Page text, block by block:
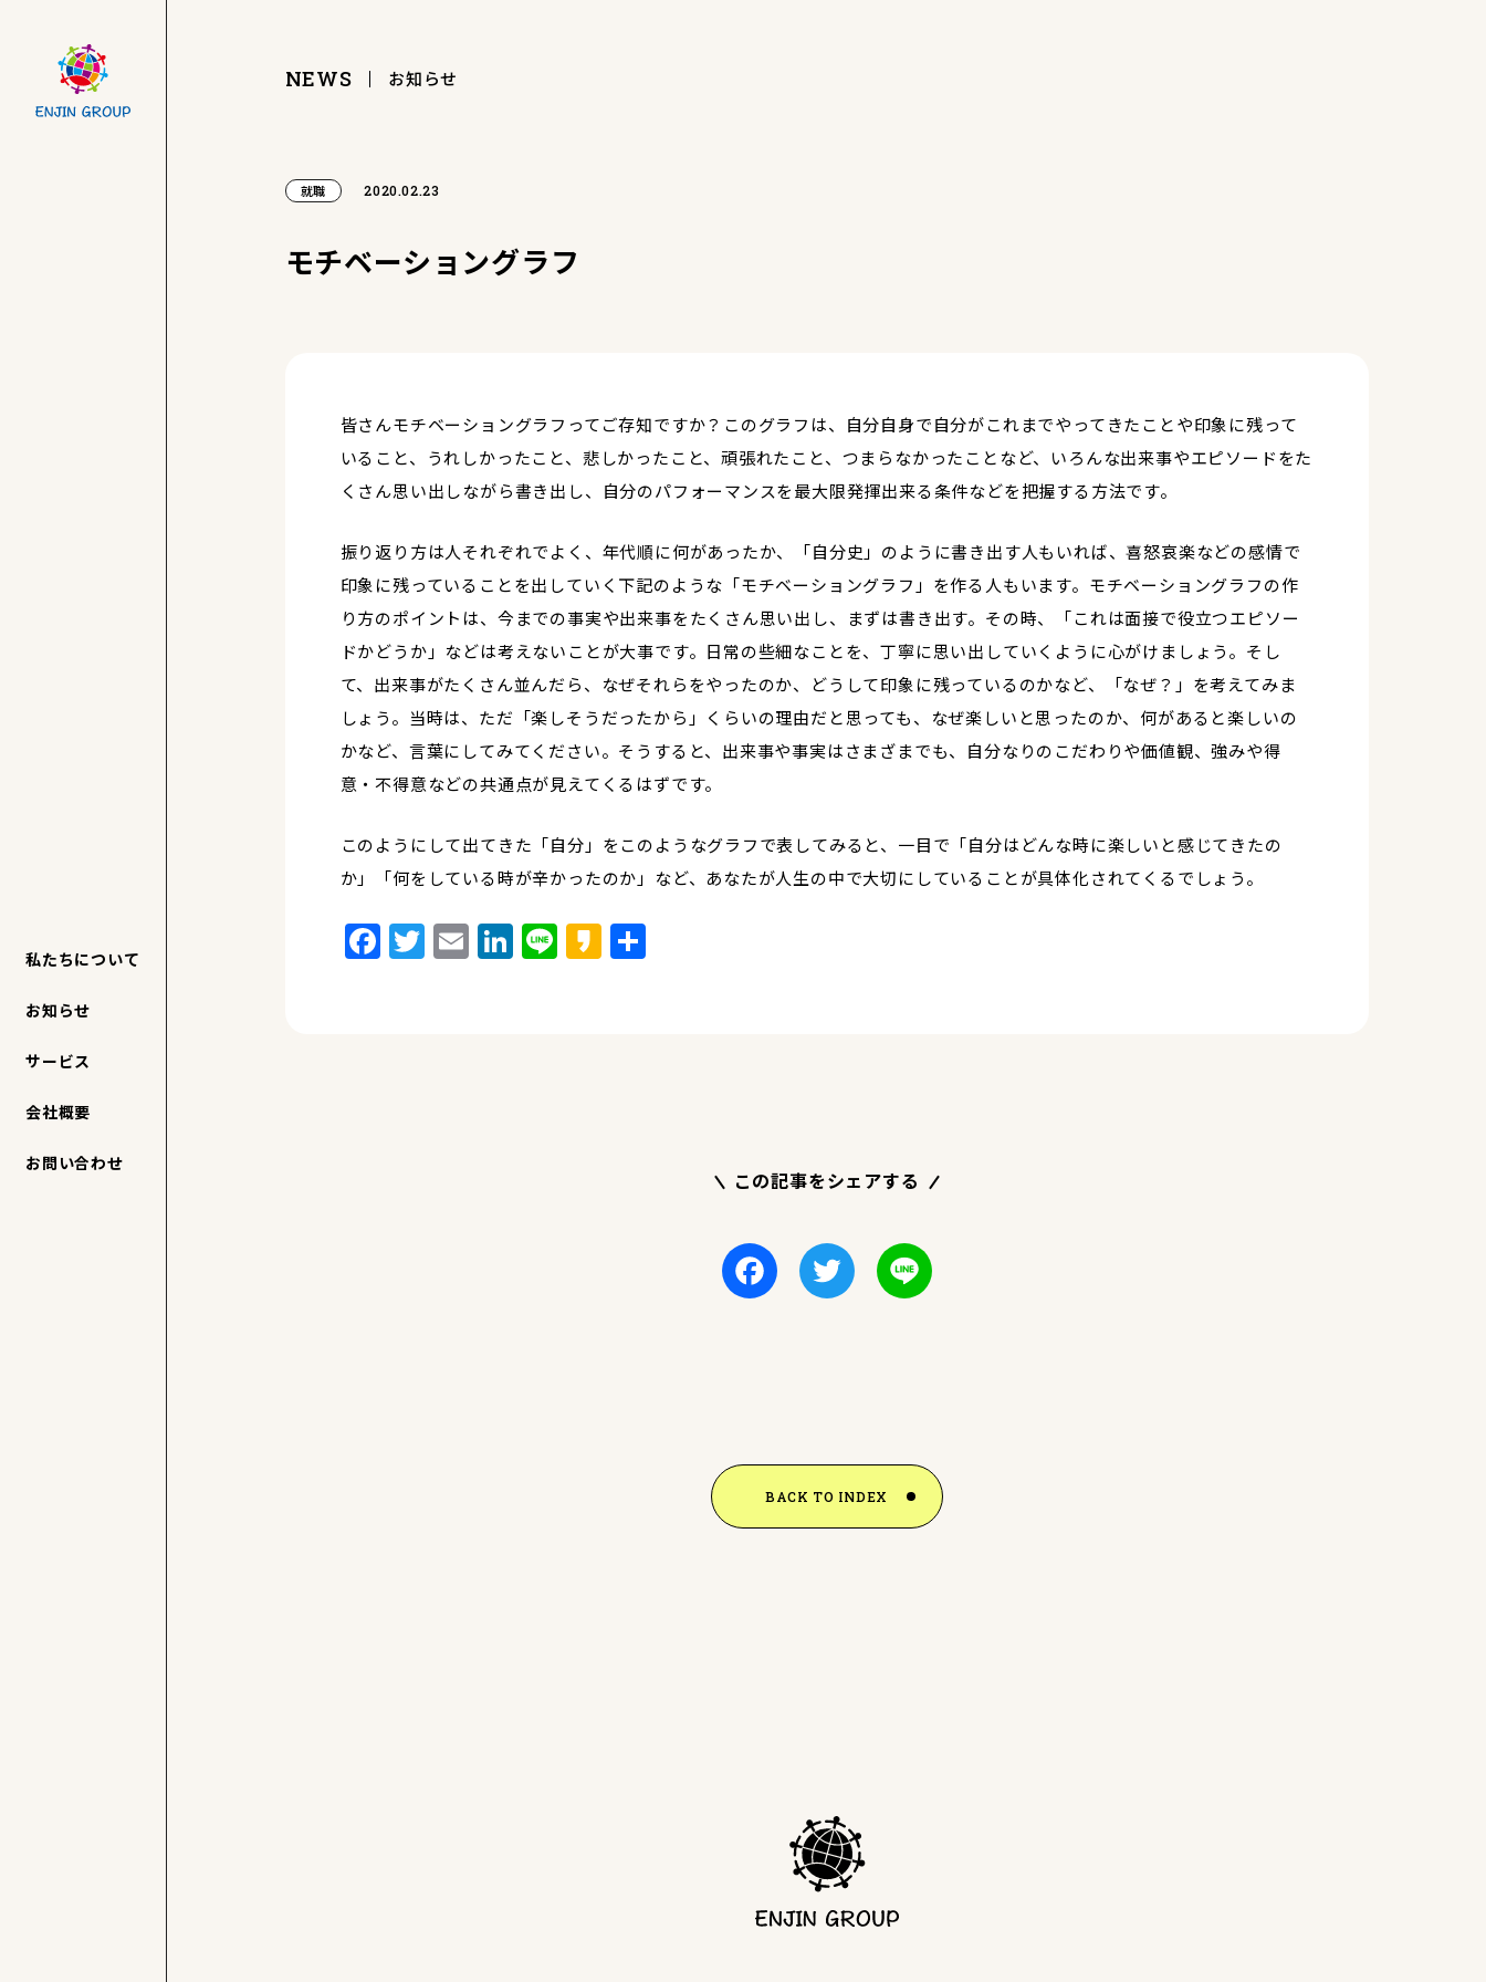
私たちについて
お知らせ
サービス
会社概要
お問い合わせ
NEWS お知らせ
就職 2020.02.23
モチベーショングラフ
皆さんモチベーショングラフってご存知ですか？このグラフは、自分自身で自分がこれまでやってきたことや印象に残って
いること、うれしかったこと、悲しかったこと、頑張れたこと、つまらなかったことなど、いろんな出来事やエピソードをた
くさん思い出しながら書き出し、自分のパフォーマンスを最大限発揮出来る条件などを把握する方法です。
振り返り方は人それぞれでよく、年代順に何があったか、「自分史」のように書き出す人もいれば、喜怒哀楽などの感情で
印象に残っていることを出していく下記のような「モチベーショングラフ」を作る人もいます。モチベーショングラフの作
り方のポイントは、今までの事実や出来事をたくさん思い出し、まずは書き出す。その時、「これは面接で役立つエピソー
ドかどうか」などは考えないことが大事です。日常の些細なことを、丁寧に思い出していくように心がけましょう。そし
て、出来事がたくさん並んだら、なぜそれらをやったのか、どうして印象に残っているのかなど、「なぜ？」を考えてみま
しょう。当時は、ただ「楽しそうだったから」くらいの理由だと思っても、なぜ楽しいと思ったのか、何があると楽しいの
かなど、言葉にしてみてください。そうすると、出来事や事実はさまざまでも、自分なりのこだわりや価値観、強みや得
意・不得意などの共通点が見えてくるはずです。
このようにして出てきた「自分」をこのようなグラフで表してみると、一目で「自分はどんな時に楽しいと感じてきたの
か」「何をしている時が辛かったのか」など、あなたが人生の中で大切にしていることが具体化されてくるでしょう。
Facebook
Twitter
Email
LinkedIn
LineKakaoShare
この記事をシェアする
Facebook Twitter
BACK TO INDEX